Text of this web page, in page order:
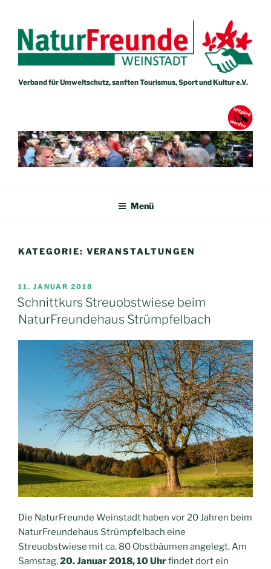
springen
Verband für Umweltschutz, sanften Tourismus, Sport und Kultur e.V.
NATURFREUNDE WEINSTADT
Menü
KATEGORIE: VERANSTALTUNGEN
VERÖFFENTLICHT
AM
11. JANUAR 2018
Schnittkurs Streuobstwiese beim
NaturFreundehaus Strümpfelbach
Die NaturFreunde Weinstadt haben vor 20 Jahren beim
NaturFreundehaus Strümpfelbach eine
Streuobstwiese mit ca. 80 Obstbäumen angelegt. Am
Samstag,20. Januar 2018, 10 Uhrfindet dort ein